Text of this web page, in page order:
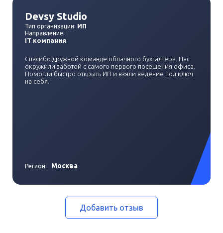
Devsy Studio
Тип организации: ИП
Направление:
IT компания
Спасибо дружной команде облачного бухгалтера. Нас
окружили заботой с самого первого посещения офиса.
Помогли быстро открыть ИП и взяли ведение под ключ
на себя.
Регион: Москва
Добавить отзыв